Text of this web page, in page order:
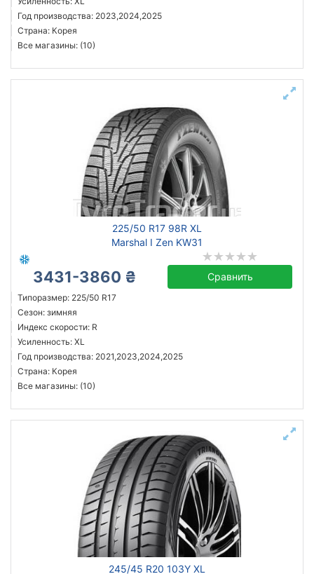
Год производства: 2023,2024,2025
Страна: Корея
Все магазины: (10)
225/50 R17 98R XL
Marshal I Zen KW31
3431-3860 ₴ Сравнить
Типоразмер: 225/50 R17
Сезон: зимняя
Индекс скорости: R
Усиленность: XL
Год производства: 2021,2023,2024,2025
Страна: Корея
Все магазины: (10)
245/45 R20 103Y XL